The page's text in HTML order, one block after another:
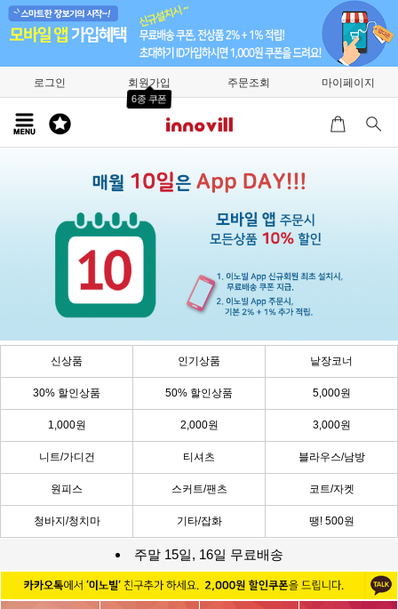
로그인 회원가입
6종 쿠폰
주문조회 마이페이지
신상품 인기상품 낱장코너
30% 할인상품 50% 할인상품 5,000원
1,000원 2,000원 3,000원
니트/가디건 티셔츠 블라우스/남방
원피스 스커트/팬츠 코트/자켓
청바지/청치마 기타/잡화 땡! 500원
주말 15일, 16일 무료배송